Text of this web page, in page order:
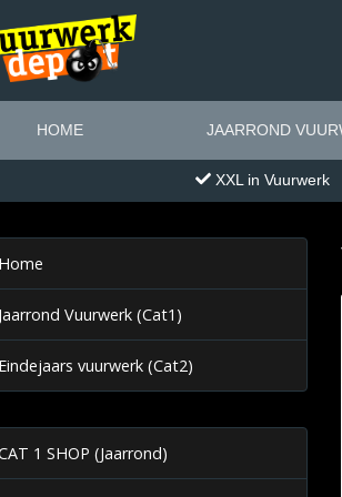
HOME JAARROND
XXL in Vuurwerk
Home
Jaarrond Vuurwerk (Cat1)
Eindejaars vuurwerk (Cat2)
1 SHOP (Jaarrond)